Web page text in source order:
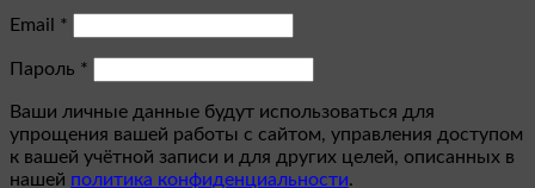
Email *
Пароль *
Ваши личные данные будут использоваться для
упрощения вашей работы с сайтом, управления доступом
к вашей учётной записи и для других целей, описанных в
нашей политика конфиденциальности.